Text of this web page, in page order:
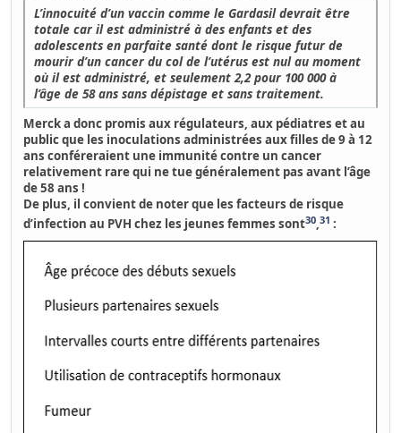
L’innocuité d’un vaccin comme le Gardasil devrait être
totale car il est administré à des enfants et des
adolescents en parfaite santé dont le risque futur de
mourir d’un cancer du col de l’utérus est nul au moment
où il est administré, et seulement 2,2 pour 100 000 à
l’âge de 58 ans sans dépistage et sans traitement.
Merck a donc promis aux régulateurs, aux pédiatres et au
public que les inoculations administrées aux filles de 9 à 12
ans conféreraient une immunité contre un cancer
relativement rare qui ne tue généralement pas avant l’âge
de 58 ans !
De plus, il convient de noter que les facteurs de risque
d’infection au PVH chez les jeunes femmes sont30,31 :